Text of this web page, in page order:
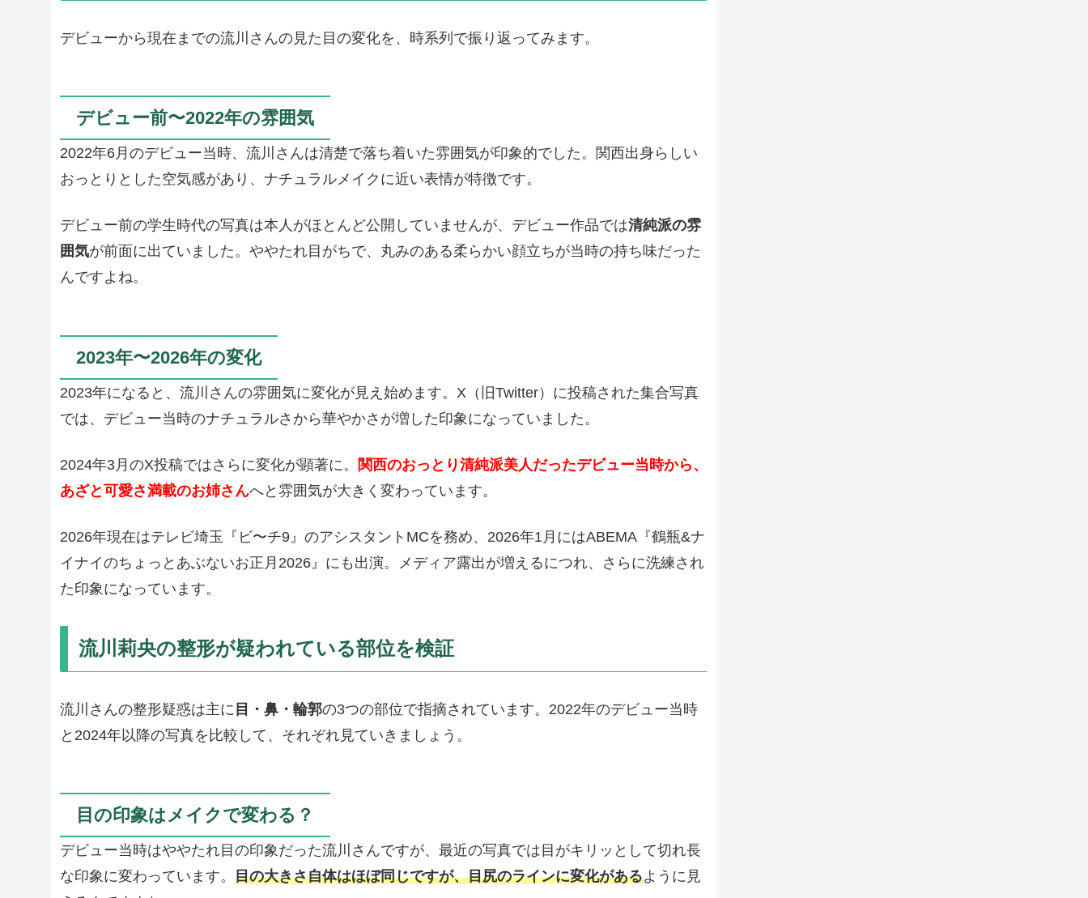
デビューから現在までの流川さんの見た目の変化を、時系列で振り返ってみます。
デビュー前〜2022年の雰囲気
2022年6月のデビュー当時、流川さんは清楚で落ち着いた雰囲気が印象的でした。関西出身らしい
おっとりとした空気感があり、ナチュラルメイクに近い表情が特徴です。
デビュー前の学生時代の写真は本人がほとんど公開していませんが、デビュー作品では清純派の雰
囲気が前面に出ていました。ややたれ目がちで、丸みのある柔らかい顔立ちが当時の持ち味だった
んですよね。
2023年〜2026年の変化
2023年になると、流川さんの雰囲気に変化が見え始めます。X（旧Twitter）に投稿された集合写真
では、デビュー当時のナチュラルさから華やかさが増した印象になっていました。
2024年3月のX投稿ではさらに変化が顕著に。 関西のおっとり清純派美人だったデビュー当時から、
あざと可愛さ満載のお姉さんへと雰囲気が大きく変わっています。
2026年現在はテレビ埼玉『ビ〜チ9』のアシスタントMCを務め、2026年1月にはABEMA『鶴瓶&ナ
イナイのちょっとあぶないお正月2026』にも出演。メディア露出が増えるにつれ、さらに洗練され
た印象になっています。
流川莉央の整形が疑われている部位を検証
流川さんの整形疑惑は主に 目・鼻・輪郭の3つの部位で指摘されています。2022年のデビュー当時
と2024年以降の写真を比較して、それぞれ見ていきましょう。
目の印象はメイクで変わる？
デビュー当時はややたれ目の印象だった流川さんですが、最近の写真では目がキリッとして切れ長
な印象に変わっています。 目の大きさ自体はほぼ同じですが、目尻のラインに変化があるように見